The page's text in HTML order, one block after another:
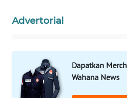
Advertorial
Dapatkan
Wahana News
TRAVEL
WAHANANEWS
ID